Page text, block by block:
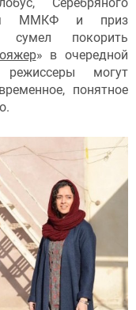
ММКФ и приз
сумел покорить
» в очередной
могут
понятное